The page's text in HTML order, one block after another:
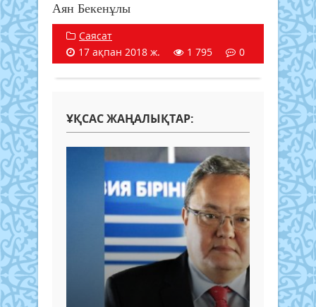
Аян Бекенұлы
Саясат
17 ақпан 2018 ж.
1 795 0
ҰҚСАС ЖАҢАЛЫҚТАР: